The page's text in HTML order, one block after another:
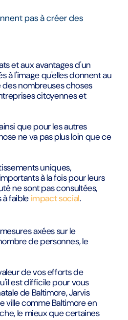
pas à créer des
et aux avantages d'un
à l'image qu'elles donnent au
des nombreuses choses
citoyennes et
que pour les autres
ne va pas plus loin que ce
uniques,
à la fois pour leurs
ne sont pas consultées,
faible impact social.
axées sur le
de personnes, le
de vos efforts de
est difficile pour vous
de Baltimore, Jarvis
ville comme Baltimore en
le mieux que certaines